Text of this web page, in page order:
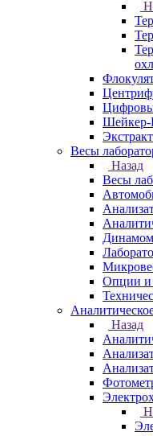
Шейкер-
Весы
Назад
Весы
Опции и
Назад